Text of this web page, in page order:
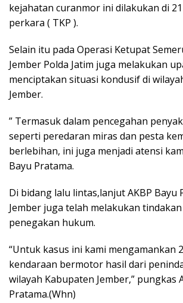
kejahatan curanmor ini dilakukan di
perkara ( TKP ).
Selain itu pada Operasi Ketupat
Jember Polda Jatim juga melakukan
menciptakan situasi kondusif di
Jember.
” Termasuk dalam pencegahan
seperti peredaran miras dan pesta
berlebihan, ini juga menjadi atensi
Bayu Pratama.
Di bidang lalu lintas,lanjut AKBP Bayu
Jember juga telah melakukan
penegakan hukum.
“Untuk kasus ini kami mengamankan
kendaraan bermotor hasil dari
wilayah Kabupaten Jember,” pungkas
Pratama.(Whn)